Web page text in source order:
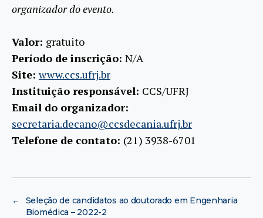
organizador do evento.
Valor: gratuito
Período de inscrição: N/A
Site:www.ccs.ufrj.br
Instituição responsável: CCS/UFRJ
Email do organizador:
secretaria.decano@ccsdecania.ufrj.br
Telefone de contato: (21) 3938-6701
←
Seleção de candidatos ao doutorado em Engenharia
Biomédica – 2022-2